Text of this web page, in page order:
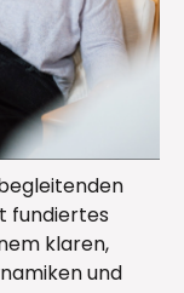
fundiertes
klaren,
und